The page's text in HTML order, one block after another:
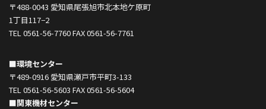
〒488-0043 愛知県尾張旭市北本地ケ原町
1丁目117−2
TEL 0561-56-7760 FAX 0561-56-7761
■環境センター
〒489-0916 愛知県瀬戸市平町3-133
TEL 0561-56-5603 FAX 0561-56-5604
■関東機材センター